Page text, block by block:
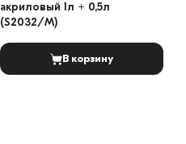
акриловый 1л + 0,5л
(S2032/M)
В корзину